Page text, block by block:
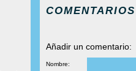
COMENTARIOS
Añadir un comentario:
Nombre: